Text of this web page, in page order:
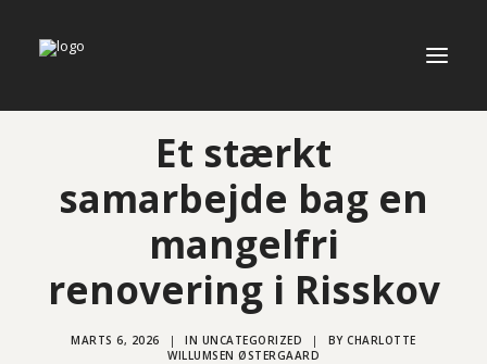
Kompetencer
Lokationer
Referencer
Om os
Et stærkt
samarbejde bag en
mangelfri
renovering i Risskov
MARTS 6, 2026 | IN UNCATEGORIZED | BYCHARLOTTE
WILLUMSEN ØSTERGAARD